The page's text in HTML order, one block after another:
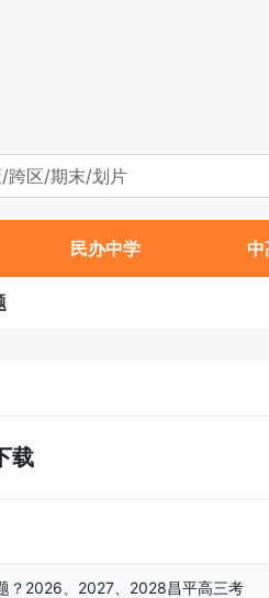
民办中学
载
？2026、2027、2028昌平高三考